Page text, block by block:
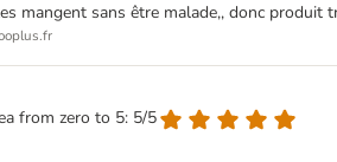
mangent sans être malade,, donc produit
from zero to 5: 5/5